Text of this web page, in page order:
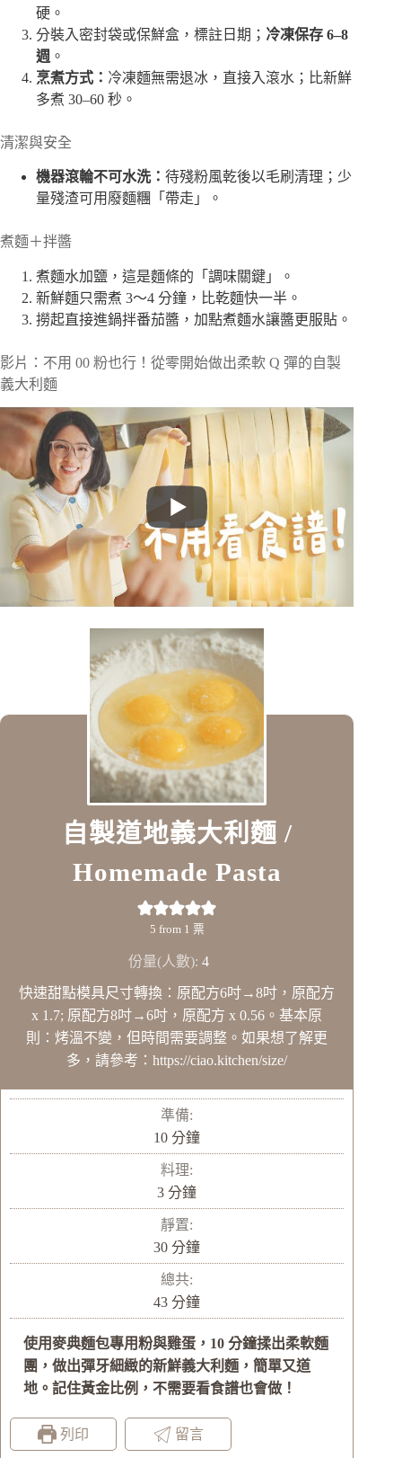
硬。
分裝入密封袋或保鮮盒，標註日期； 冷凍保存 6–8
週 。
烹煮方式： 冷凍麵無需退冰，直接入滾水；比新鮮
多煮 30–60 秒。
清潔與安全
機器滾輪不可水洗： 待殘粉風乾後以毛刷清理；少
量殘渣可用廢麵糰「帶走」。
煮麵＋拌醬
煮麵水加鹽，這是麵條的「調味關鍵」。
新鮮麵只需煮 3～4 分鐘，比乾麵快一半。
撈起直接進鍋拌番茄醬，加點煮麵水讓醬更服貼。
影片：不用 00 粉也行！從零開始做出柔軟 Q 彈的自製
義大利麵
自製道地義大利麵 /
Homemade Pasta
5 from 1 票
份量(人數): 4
快速甜點模具尺寸轉換：原配方6吋→8吋，原配方
x 1.7; 原配方8吋→6吋，原配方 x 0.56。基本原
則：烤溫不變，但時間需要調整。如果想了解更
多，請參考：https://ciao.kitchen/size/
準備:
10分
鐘
分鐘
料理:
3分
鐘
分鐘
靜置:
30分
鐘
分鐘
總共:
43分
鐘
分鐘
使用麥典麵包專用粉與雞蛋，10 分鐘揉出柔軟麵
團，做出彈牙細緻的新鮮義大利麵，簡單又道
地。記住黃金比例，不需要看食譜也會做！
列印 留言